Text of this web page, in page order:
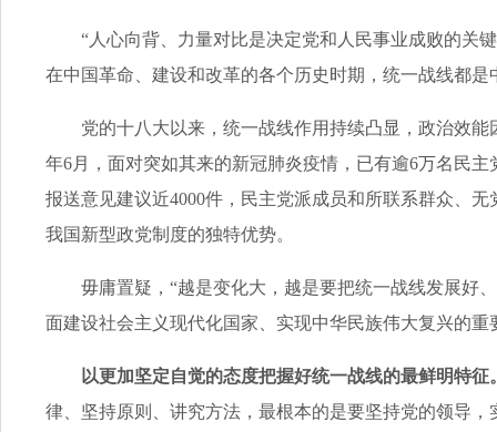
“人心向背、力量对比是决定党和人民事业成败的关键
在中国革命、建设和改革的各个历史时期，统一战线都
党的十八大以来，统一战线作用持续凸显，政治效能
年6月，面对突如其来的新冠肺炎疫情，已有逾6万名民
报送意见建议近4000件，民主党派成员和所联系群众、
我国新型政党制度的独特优势。
毋庸置疑，“越是变化大，越是要把统一战线发展好、
面建设社会主义现代化国家、实现中华民族伟大复兴的
以更加坚定自觉的态度把握好统一战线的最鲜明特征
律、坚持原则、讲究方法，最根本的是要坚持党的领导